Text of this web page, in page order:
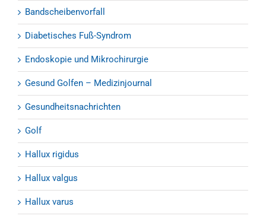
Bandscheibenvorfall
Diabetisches Fuß-Syndrom
Endoskopie und Mikrochirurgie
Gesund Golfen – Medizinjournal
Gesundheitsnachrichten
Golf
Hallux rigidus
Hallux valgus
Hallux varus